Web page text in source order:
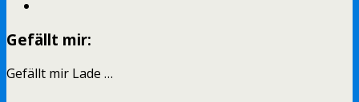
Gefällt mir:
Gefällt mir Lade …